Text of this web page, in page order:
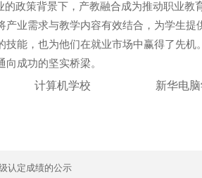
策背景下，产教融合成为推动职业教
业需求与教学内容有效结合，为学生提
技能，也为他们在就业市场中赢得了先
向成功的坚实桥梁。
计算机学校 新华电
认定成绩的公示